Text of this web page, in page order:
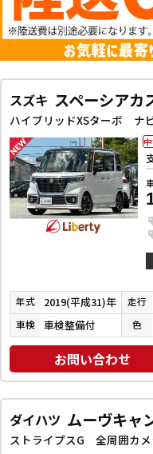
スズキ スペーシアカ
年式 2019(平成31)年 走行
車検 車検整備付 色
お問い合わせ
ダイハツ ムーヴキャ